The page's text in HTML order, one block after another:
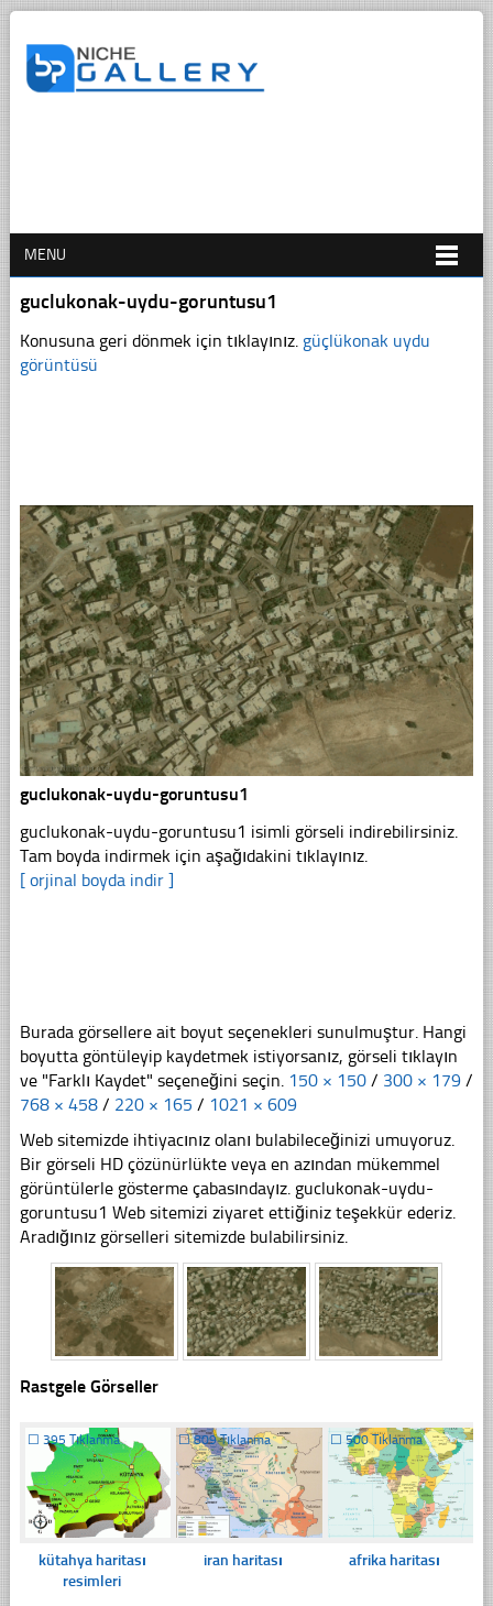
MENU
guclukonak-uydu-goruntusu1
Konusuna geri dönmek için tıklayınız. güçlükonak uydu
görüntüsü
guclukonak-uydu-goruntusu1
guclukonak-uydu-goruntusu1 isimli görseli indirebilirsiniz.
Tam boyda indirmek için aşağıdakini tıklayınız.
[ orjinal boyda indir ]
Burada görsellere ait boyut seçenekleri sunulmuştur. Hangi
boyutta göntüleyip kaydetmek istiyorsanız, görseli tıklayın
ve "Farklı Kaydet" seçeneğini seçin. 150 × 150 / 300 × 179 /
768 × 458 / 220 × 165 / 1021 × 609
Web sitemizde ihtiyacınız olanı bulabileceğinizi umuyoruz.
Bir görseli HD çözünürlükte veya en azından mükemmel
görüntülerle gösterme çabasındayız. guclukonak-uydu-
goruntusu1 Web sitemizi ziyaret ettiğiniz teşekkür ederiz.
Aradığınız görselleri sitemizde bulabilirsiniz.
Rastgele Görseller
☐ 395 Tıklanma
kütahya haritası
resimleri
☐809 Tıklanma
iran haritası
☐ 500 Tıklanma
afrika haritası